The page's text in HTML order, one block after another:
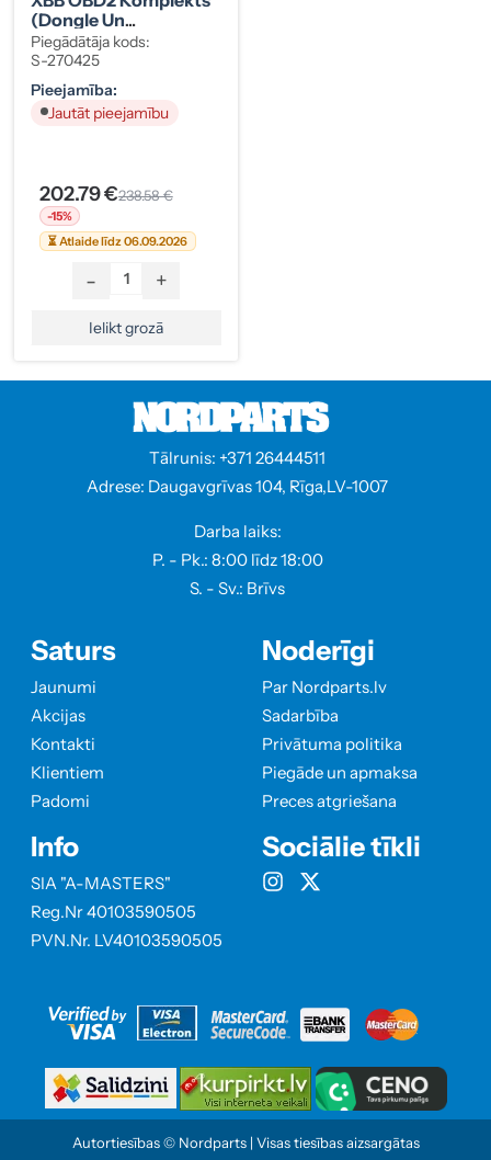
(Dongle Un
PowerUnit), S-270425
Piegādātāja kods:
S-270425
Pieejamība:
Jautāt pieejamību
202.79 €238.58 €
-15%
⏳ Atlaide līdz 06.09.2026
- +
Ielikt grozā
Tālrunis: +371 26444511
Adrese: Daugavgrīvas 104, Rīga,LV-1007
Darba laiks:
P. - Pk.: 8:00 līdz 18:00
S. - Sv.: Brīvs
Saturs
Jaunumi
Akcijas
Kontakti
Klientiem
Padomi
Info
SIA "A-MASTERS"
Reg.Nr 40103590505
PVN.Nr. LV40103590505
Noderīgi
Par Nordparts.lv
Sadarbība
Privātuma politika
Piegāde un apmaksa
Preces atgriešana
Sociālie tīkli
Autortiesības © Nordparts | Visas tiesības aizsargātas